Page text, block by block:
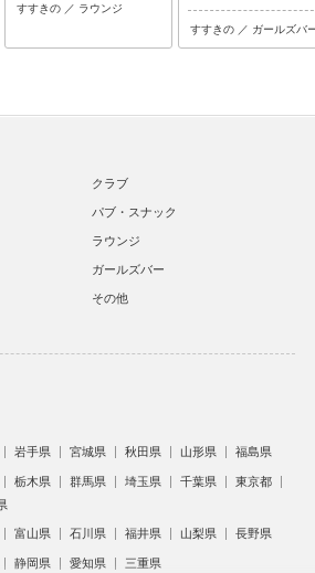
すすきの ／ ラウンジ
すすきの ／ ガールズバ
クラブ
パブ・スナック
ラウンジ
ガールズバー
その他
岩手県 宮城県 秋田県 山形県 福島県
栃木県 群馬県 埼玉県 千葉県
東京都
富山県 石川県 福井県 山梨県 長野県
静岡県 愛知県 三重県